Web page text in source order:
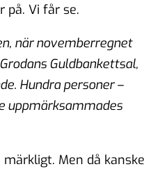
på. Vi får se.
när novemberregnet
Guldbankettsal,
Hundra personer –
uppmärksammades
Men då kanske